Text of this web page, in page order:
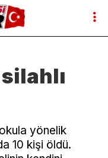
yönelik
10 kişi öldü.